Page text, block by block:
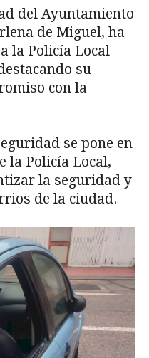
del Ayuntamiento
de Miguel, ha
la Policía Local
su
con la
se pone en
la Policía Local,
la seguridad y
de la ciudad.